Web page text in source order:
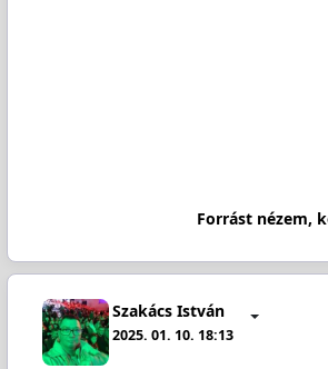
Forrást nézem,
Szakács István
2025. 01. 10. 18:13